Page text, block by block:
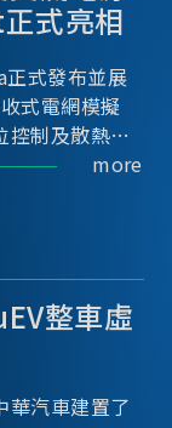
式亮相
式發布並展
式電網模擬
制及散熱技
能力，為業界
more
整車虛
華汽車建置了